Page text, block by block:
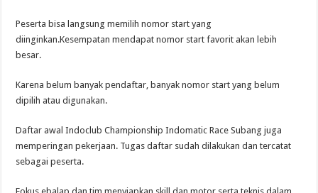
Peserta bisa langsung memilih nomor start yang
diinginkan.Kesempatan mendapat nomor start favorit akan lebih
besar.
Karena belum banyak pendaftar, banyak nomor start yang belum
dipilih atau digunakan.
Daftar awal Indoclub Championship Indomatic Race Subang juga
memperingan pekerjaan. Tugas daftar sudah dilakukan dan tercatat
sebagai peserta.